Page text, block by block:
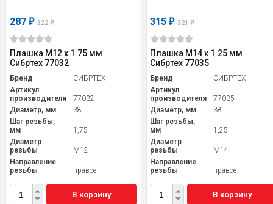
287 ₽ 322₽
Плашка М12 х 1.75 мм
Сибртех 77032
Бренд
СИБРТЕХ
Артикул
производителя
77032
Диаметр, мм
38
Шаг резьбы,
мм
1,75
Диаметр
резьбы
M12
Направление
резьбы
правое
В корзину
315₽ 321₽
Плашка М14 х 1.25 мм
Сибртех 77035
Бренд
СИБРТЕХ
Артикул
производителя
77035
Диаметр, мм
38
Шаг резьбы,
мм
1,25
Диаметр
резьбы
M14
Направление
резьбы
правое
В корзину